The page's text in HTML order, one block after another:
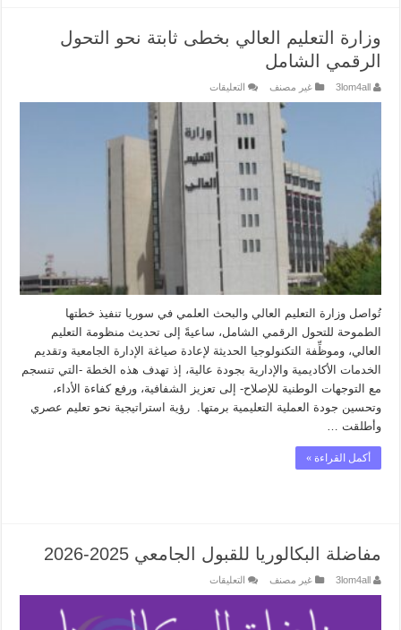
وزارة التعليم العالي بخطى ثابتة نحو التحول
الرقمي الشامل
3lom4all غير مصنف التعليقات
بخطى
ثابتة
نحو
التحول
الرقمي
الشامل
تُواصل وزارة التعليم العالي والبحث العلمي في سوريا تنفيذ خطتها
الطموحة للتحول الرقمي الشامل، ساعيةً إلى تحديث منظومة التعليم
العالي، وموظِّفة التكنولوجيا الحديثة لإعادة صياغة الإدارة الجامعية وتقديم
الخدمات الأكاديمية والإدارية بجودة عالية، إذ تهدف هذه الخطة -التي تنسجم
مع التوجهات الوطنية للإصلاح- إلى تعزيز الشفافية، ورفع كفاءة الأداء،
وتحسين جودة العملية التعليمية برمتها. رؤية استراتيجية نحو تعليم عصري
وأطلقت …
أكمل القراءة »
مفاضلة البكالوريا للقبول الجامعي 2025-2026
3lom4all غير مصنف التعليقات